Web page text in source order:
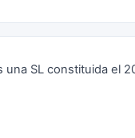
una SL constituida el